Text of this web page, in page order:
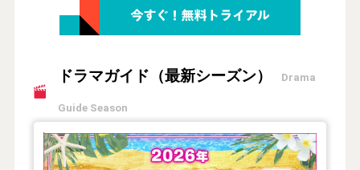
ドラマガイド（最新シーズン） Drama
Guide Season
【2026年夏】TVドラマガイド